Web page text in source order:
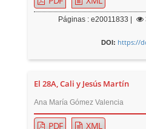
Páginas : e20011833 |
DOI: https://
El 28A, Cali y Jesús Martín
Ana María Gómez Valencia
PDF XML